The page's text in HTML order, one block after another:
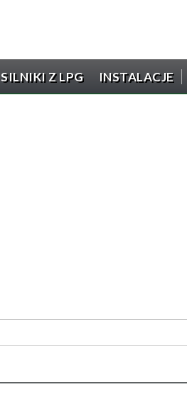
SILNIKI Z LPG INSTALACJE